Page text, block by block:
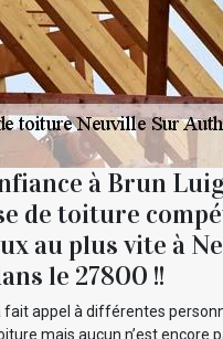
à Brun
de toiture
au plus vite à
le 27800 !!
fait appel à différentes
mais aucun n’est encore